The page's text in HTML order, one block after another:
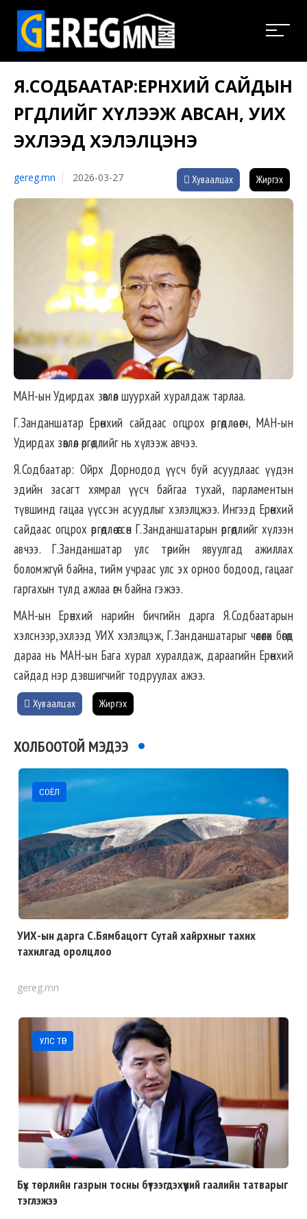
Я.СОДБААТАР:ЕРӨНХИЙ САЙДЫН
ӨРГӨДЛИЙГ ХҮЛЭЭЖ АВСАН, УИХ
ЭХЛЭЭД ХЭЛЭЛЦЭНЭ
gereg.mn 2026-03-27 Хуваалцах Жиргэх
МАН-ын Удирдах зөвлөл шуурхай хуралдаж тарлаа.
Г.Занданшатар Ерөнхий сайдаас огцрох өргөдлөө өгч, МАН-ын
Удирдах зөвлөл өргөдлийг нь хүлээж авчээ.
Я.Содбаатар: Ойрх Дорнодод үүсч буй асуудлаас үүдэн
эдийн засагт хямрал үүсч байгаа тухай, парламентын
түвшинд гацаа үүссэн асуудлыг хэлэлцжээ. Ингээд Ерөнхий
сайдаас огцрох өргөдлөө өгсөн Г.Занданшатарын өргөдлийг хүлээн
авчээ. Г.Занданшатар улс төрийн явуулгад ажиллах
боломжгүй байна, тийм учраас улс эх орноо бодоод, гацааг
гаргахын тулд ажлаа өгч байна гэжээ.
МАН-ын Ерөнхий нарийн бичгийн дарга Я.Содбаатарын
хэлснээр,эхлээд УИХ хэлэлцэж, Г.Занданшатарыг чөлөөлөх бөгөөд
дараа нь МАН-ын Бага хурал хуралдаж, дараагийн Ерөнхий
сайдад нэр дэвшигчийг тодруулах ажээ.
Хуваалцах Жиргэх
ХОЛБООТОЙ МЭДЭЭ
СОЁЛ
УИХ-ын дарга С.Бямбацогт Сутай хайрхныг тахих
тахилгад оролцлоо
gereg.mn
УЛС ТӨР
Бүх төрлийн газрын тосны бүтээгдэхүүний гаалийн татварыг
тэглэжээ